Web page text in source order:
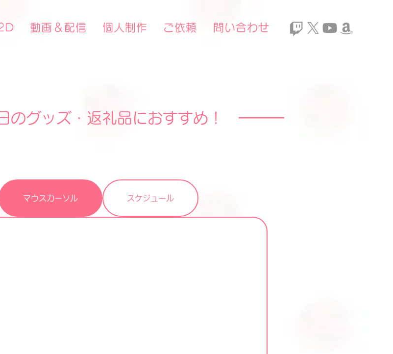
動画＆配信 個人制作 ご依頼 問い合わせ
グッズ・返礼品におすすめ！ ━━━
マウスカーソル スケジュール